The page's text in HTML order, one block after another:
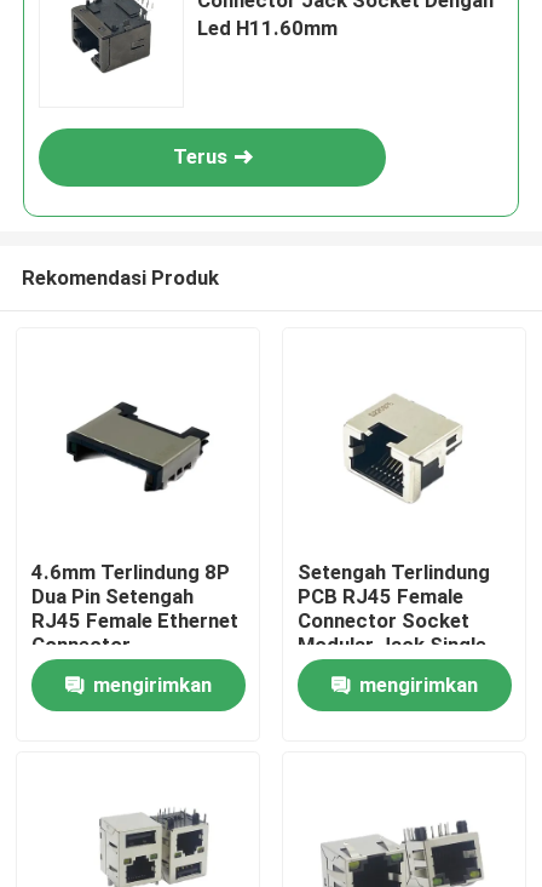
Rumah
Tentang kami
Led H11.60mm
Terus
Rekomendasi Produk
4.6mm Terlindung 8P
Dua Pin Setengah
RJ45 Female Ethernet
Connector
Countersunk Board
Patch Portmengirimkan
Setengah Terlindung
PCB RJ45 Female
Connector Socket
Modular Jack Single
Port 1.5AMP
mengirimkan